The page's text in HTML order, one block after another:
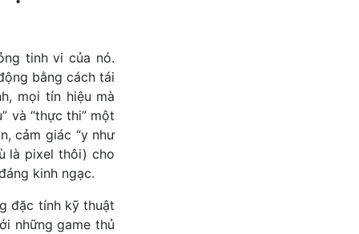
tinh vi của nó.
bằng cách tái
mọi tín hiệu mà
và “thực thi” một
cảm giác “y như
là pixel thôi) cho
kinh ngạc.
đặc tính kỹ thuật
những game thủ